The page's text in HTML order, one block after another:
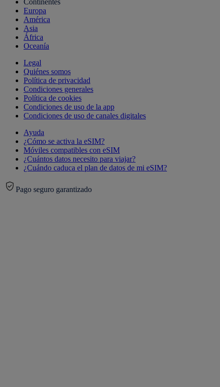
Continentes
Europa
América
Asia
África
Oceanía
Legal
Quiénes somos
Política de privacidad
Condiciones generales
Política de cookies
Condiciones de uso de la app
Condiciones de uso de canales digitales
Ayuda
¿Cómo se activa la eSIM?
Móviles compatibles con eSIM
¿Cuántos datos necesito para viajar?
¿Cuándo caduca el plan de datos de mi eSIM?
Pago seguro garantizado